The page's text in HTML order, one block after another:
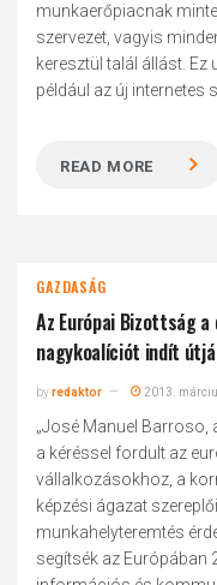
munkaerőpiacnak
szervezet, vagyis
keresztül talál állást. Ez
például az új internetes
READ MORE
GAZDASÁG
Az Európai Bizottság
nagykoalíciót indít
byredaktor 2013.
„José Manuel Barroso,
a kéréssel fordult az
vállalkozásokhoz, a
képzési ágazat
munkahelyteremtés
segítsék az Európában